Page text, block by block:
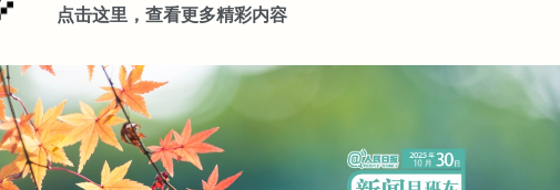
点击这里，查看更多精彩内容